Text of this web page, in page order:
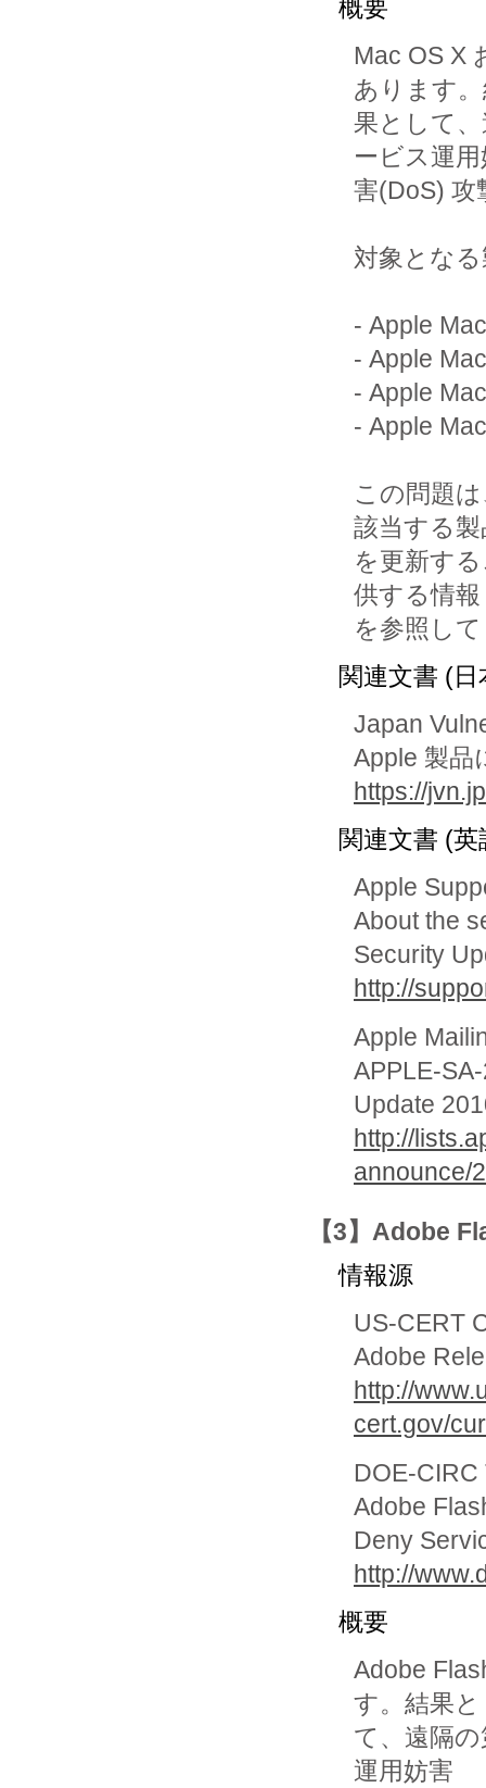
概要
Mac OS X
あります
果として
ービス運用
害(DoS)
対象とな
- Apple
- Apple
- Apple
- Apple
この問題
該当する製
を更新す
供する情報
を参照し
関連文書 (日
Japan
Apple 製品
https://
関連文書 (英
Apple
About the
Security
http://
Apple
APPLE-
Update
http://
announce/
【3】Adobe
情報源
US-CERT
Adobe
http://
cert.gov/
DOE-CIRC
Adobe
Deny
http://
概要
Adobe
す。結果
て、遠隔
運用妨害